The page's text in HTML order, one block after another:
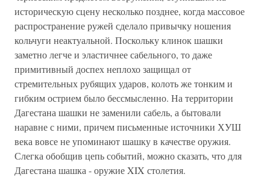
историческую сцену несколько позднее, когда массовое
распространение ружей сделало привычку ношения
кольчуги неактуальной. Поскольку клинок шашки
заметно легче и эластичнее сабельного, то даже
примитивный доспех неплохо защищал от
стремительных рубящих ударов, колоть же тонким и
гибким острием было бессмысленно. На территории
Дагестана шашки не заменили сабель, а бытовали
наравне с ними, причем письменные источники ХУШ
века вовсе не упоминают шашку в качестве оружия.
Слегка обобщив цепь событий, можно сказать, что для
Дагестана шашка - оружие XIX столетия.